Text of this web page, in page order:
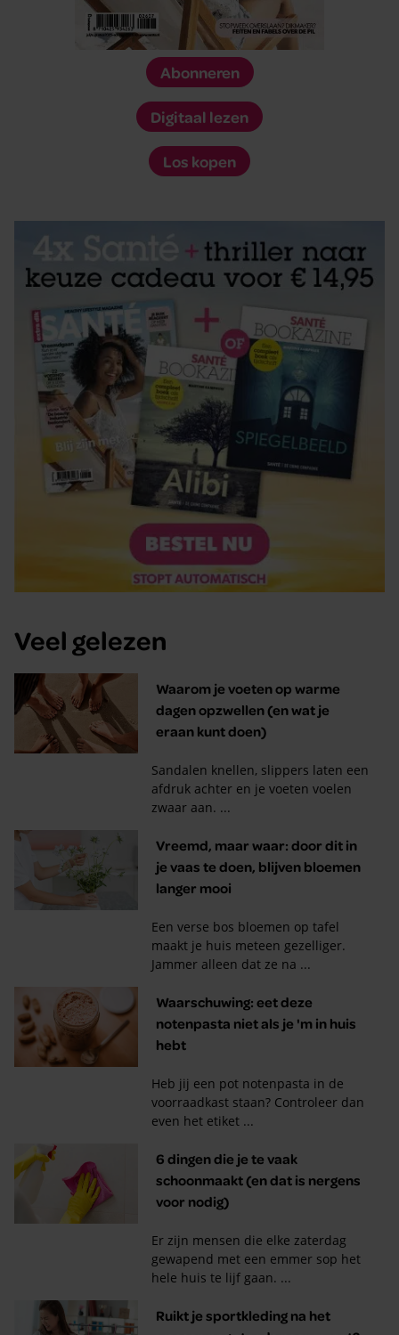
Abonneren
Digitaal lezen
Los kopen